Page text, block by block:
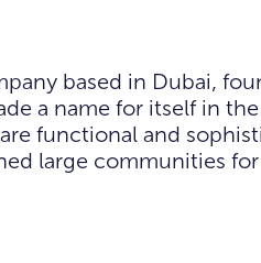
based in Dubai,
a name for itself in
functional and
large communities